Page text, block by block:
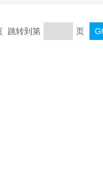
跳转到第 页